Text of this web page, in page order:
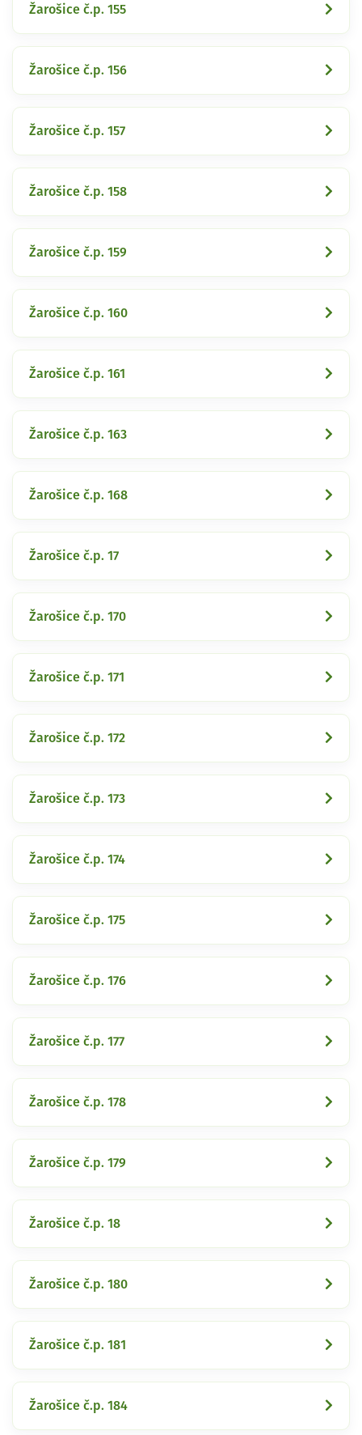
Žarošice č.p. 155
Žarošice č.p. 156
Žarošice č.p. 157
Žarošice č.p. 158
Žarošice č.p. 159
Žarošice č.p. 160
Žarošice č.p. 161
Žarošice č.p. 163
Žarošice č.p. 168
Žarošice č.p. 17
Žarošice č.p. 170
Žarošice č.p. 171
Žarošice č.p. 172
Žarošice č.p. 173
Žarošice č.p. 174
Žarošice č.p. 175
Žarošice č.p. 176
Žarošice č.p. 177
Žarošice č.p. 178
Žarošice č.p. 179
Žarošice č.p. 18
Žarošice č.p. 180
Žarošice č.p. 181
Žarošice č.p. 184